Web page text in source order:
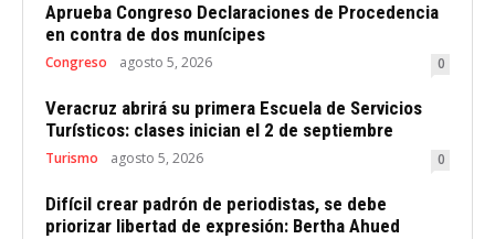
Aprueba Congreso Declaraciones de Procedencia
en contra de dos munícipes
Congreso agosto 5, 2026 0
Veracruz abrirá su primera Escuela de Servicios
Turísticos: clases inician el 2 de septiembre
Turismo agosto 5, 2026 0
Difícil crear padrón de periodistas, se debe
priorizar libertad de expresión: Bertha Ahued